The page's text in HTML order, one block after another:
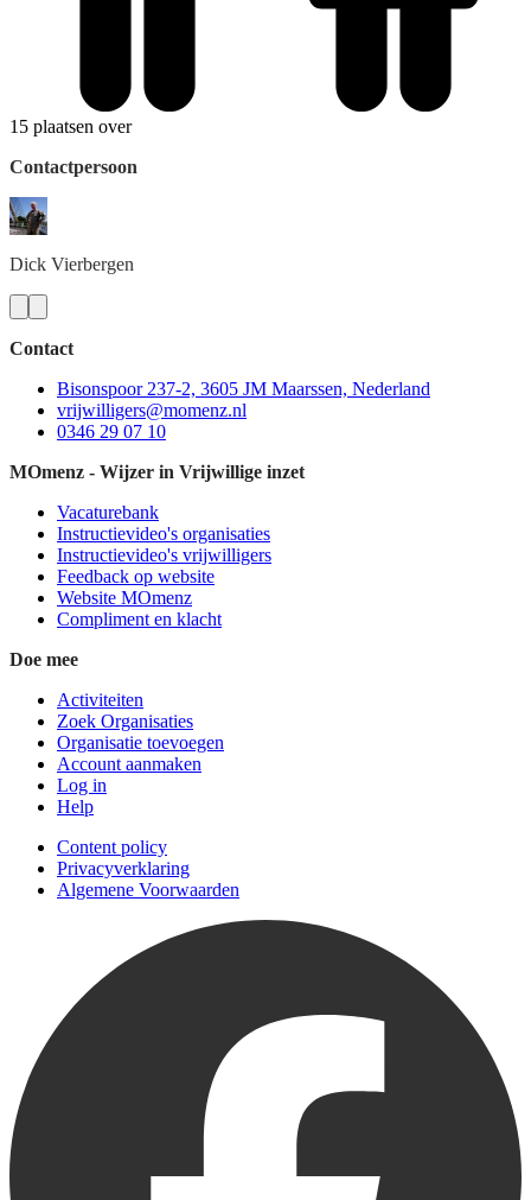
15 plaatsen over
Contactpersoon
Dick Vierbergen
Contact
Bisonspoor 237-2, 3605 JM Maarssen, Nederland
vrijwilligers@momenz.nl
0346 29 07 10
MOmenz - Wijzer in Vrijwillige inzet
Vacaturebank
Instructievideo's organisaties
Instructievideo's vrijwilligers
Feedback op website
Website MOmenz
Compliment en klacht
Doe mee
Activiteiten
Zoek Organisaties
Organisatie toevoegen
Account aanmaken
Log in
Help
Content policy
Privacyverklaring
Algemene Voorwaarden